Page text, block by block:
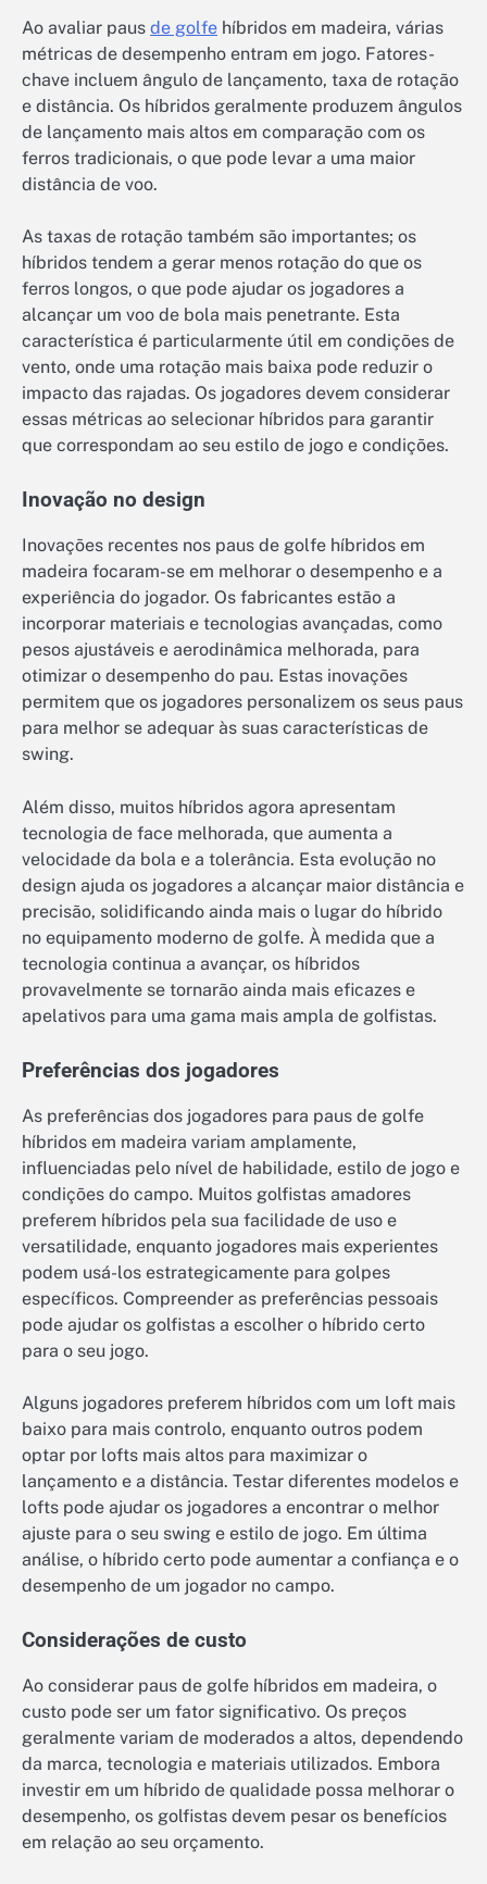
Ao avaliar paus de golfe híbridos em madeira, várias
métricas de desempenho entram em jogo. Fatores-
chave incluem ângulo de lançamento, taxa de rotação
e distância. Os híbridos geralmente produzem ângulos
de lançamento mais altos em comparação com os
ferros tradicionais, o que pode levar a uma maior
distância de voo.
As taxas de rotação também são importantes; os
híbridos tendem a gerar menos rotação do que os
ferros longos, o que pode ajudar os jogadores a
alcançar um voo de bola mais penetrante. Esta
característica é particularmente útil em condições de
vento, onde uma rotação mais baixa pode reduzir o
impacto das rajadas. Os jogadores devem considerar
essas métricas ao selecionar híbridos para garantir
que correspondam ao seu estilo de jogo e condições.
Inovação no design
Inovações recentes nos paus de golfe híbridos em
madeira focaram-se em melhorar o desempenho e a
experiência do jogador. Os fabricantes estão a
incorporar materiais e tecnologias avançadas, como
pesos ajustáveis e aerodinâmica melhorada, para
otimizar o desempenho do pau. Estas inovações
permitem que os jogadores personalizem os seus paus
para melhor se adequar às suas características de
swing.
Além disso, muitos híbridos agora apresentam
tecnologia de face melhorada, que aumenta a
velocidade da bola e a tolerância. Esta evolução no
design ajuda os jogadores a alcançar maior distância e
precisão, solidificando ainda mais o lugar do híbrido
no equipamento moderno de golfe. À medida que a
tecnologia continua a avançar, os híbridos
provavelmente se tornarão ainda mais eficazes e
apelativos para uma gama mais ampla de golfistas.
Preferências dos jogadores
As preferências dos jogadores para paus de golfe
híbridos em madeira variam amplamente,
influenciadas pelo nível de habilidade, estilo de jogo e
condições do campo. Muitos golfistas amadores
preferem híbridos pela sua facilidade de uso e
versatilidade, enquanto jogadores mais experientes
podem usá-los estrategicamente para golpes
específicos. Compreender as preferências pessoais
pode ajudar os golfistas a escolher o híbrido certo
para o seu jogo.
Alguns jogadores preferem híbridos com um loft mais
baixo para mais controlo, enquanto outros podem
optar por lofts mais altos para maximizar o
lançamento e a distância. Testar diferentes modelos e
lofts pode ajudar os jogadores a encontrar o melhor
ajuste para o seu swing e estilo de jogo. Em última
análise, o híbrido certo pode aumentar a confiança e o
desempenho de um jogador no campo.
Considerações de custo
Ao considerar paus de golfe híbridos em madeira, o
custo pode ser um fator significativo. Os preços
geralmente variam de moderados a altos, dependendo
da marca, tecnologia e materiais utilizados. Embora
investir em um híbrido de qualidade possa melhorar o
desempenho, os golfistas devem pesar os benefícios
em relação ao seu orçamento.